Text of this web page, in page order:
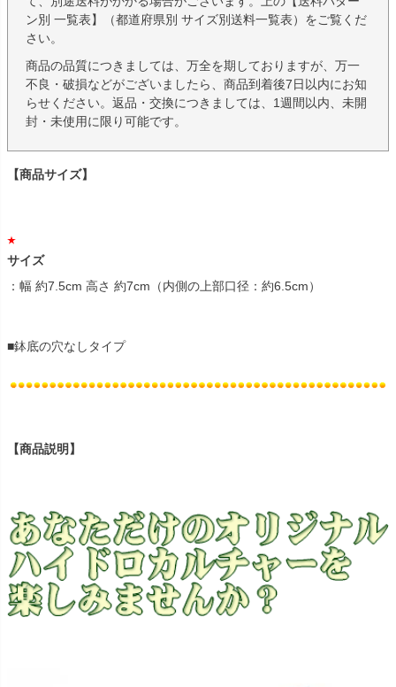
ン別 一覧表】（都道府県別 サイズ別送料一覧表）をご覧くだ
さい。
商品の品質につきましては、万全を期しておりますが、万一
不良・破損などがございましたら、商品到着後7日以内にお知
らせください。返品・交換につきましては、1週間以内、未開
封・未使用に限り可能です。
【商品サイズ】
サイズ
：幅 約7.5cm 高さ 約7cm（内側の上部口径：約6.5cm）
■鉢底の穴なしタイプ
【商品説明】